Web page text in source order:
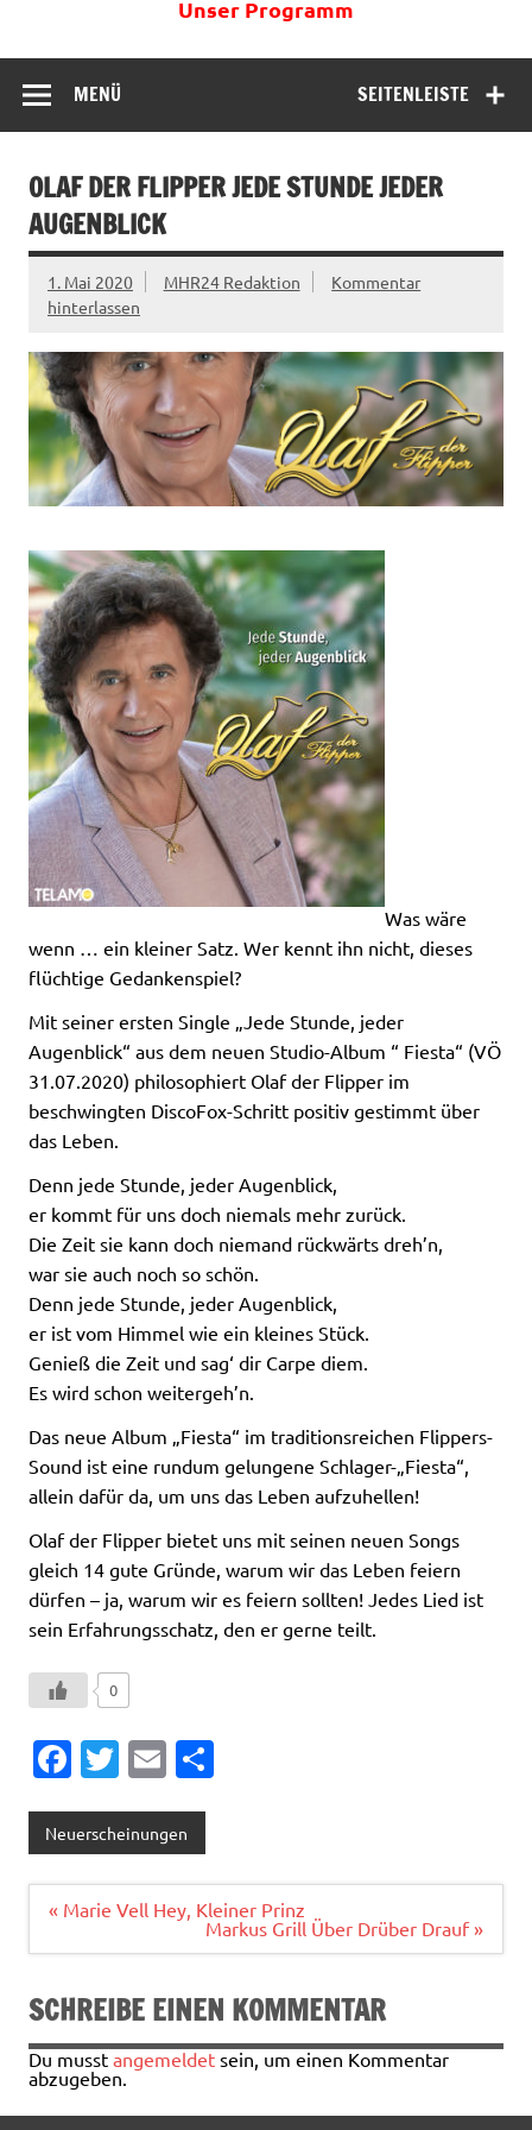
Unser Programm
SEITENLEISTE
MENÜ
OLAF DER FLIPPER JEDE STUNDE JEDER
AUGENBLICK
1. Mai 2020 MHR24 Redaktion
Kommentar
hinterlassen
Was wäre
wenn … ein kleiner Satz. Wer kennt ihn nicht, dieses
flüchtige Gedankenspiel?
Mit seiner ersten Single „Jede Stunde, jeder
Augenblick“ aus dem neuen Studio-Album “ Fiesta“ (VÖ
31.07.2020) philosophiert Olaf der Flipper im
beschwingten DiscoFox-Schritt positiv gestimmt über
das Leben.
Denn jede Stunde, jeder Augenblick,
er kommt für uns doch niemals mehr zurück.
Die Zeit sie kann doch niemand rückwärts dreh’n,
war sie auch noch so schön.
Denn jede Stunde, jeder Augenblick,
er ist vom Himmel wie ein kleines Stück.
Genieß die Zeit und sag‘ dir Carpe diem.
Es wird schon weitergeh’n.
Das neue Album „Fiesta“ im traditionsreichen Flippers-
Sound ist eine rundum gelungene Schlager-„Fiesta“,
allein dafür da, um uns das Leben aufzuhellen!
Olaf der Flipper bietet uns mit seinen neuen Songs
gleich 14 gute Gründe, warum wir das Leben feiern
dürfen – ja, warum wir es feiern sollten! Jedes Lied ist
sein Erfahrungsschatz, den er gerne teilt.
0
Fa
e
b
o
o
k
T
it
te
r
E
ai
l
n
Neuerscheinungen
Beitragsnavigation
« Marie Vell Hey, Kleiner Prinz
Markus Grill Über Drüber Drauf »
SCHREIBE EINEN KOMMENTAR
Du musst angemeldet sein, um einen Kommentar
abzugeben.